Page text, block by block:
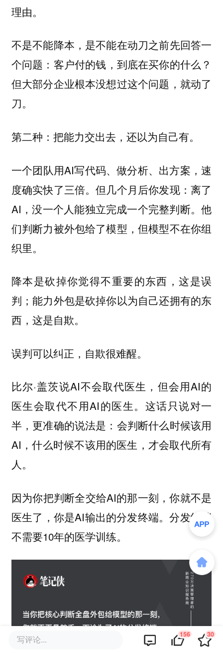
理由。
不是不能降本，是不能在动刀之前先回答一
个问题： 客户付的钱，到底在买你的什么？
但大部分企业根本没想过这个问题，就动了
刀。
第二种：把能力交出去，还以为自己有。
一个团队用AI写代码、做分析、出方案，速
度确实快了三倍。但几个月后你发现：离了
AI，没一个人能独立完成一个完整判断。他
们判断力被外包给了模型，但模型不在你组
织里。
降本是砍掉你觉得不重要的东西，这是误
判；能力外包是砍掉你以为自己还拥有的东
西，这是自欺。
误判可以纠正，自欺很难醒。
比尔·盖茨说AI不会取代医生，但会用AI的
医生会取代不用AI的医生。这话只说对一
半，更准确的说法是：会判断什么时候该用
AI，什么时候不该用的医生，才会取代所有
人。
因为你把判断全交给AI的那一刻，你就不是
医生了，你是AI输出的分发终端。分发终端
不需要10年的医学训练。
写评论... 156 30